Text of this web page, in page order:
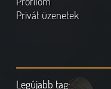
Privát üzenetek
Legújabb tag: